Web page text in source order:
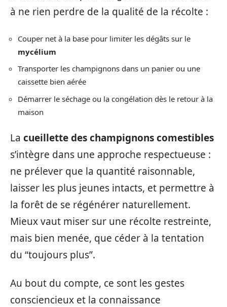
à ne rien perdre de la qualité de la récolte :
Couper net à la base pour limiter les dégâts sur le
mycélium
Transporter les champignons dans un panier ou une
caissette bien aérée
Démarrer le séchage ou la congélation dès le retour à la
maison
La cueillette des champignons comestibles
s’intègre dans une approche respectueuse :
ne prélever que la quantité raisonnable,
laisser les plus jeunes intacts, et permettre à
la forêt de se régénérer naturellement.
Mieux vaut miser sur une récolte restreinte,
mais bien menée, que céder à la tentation
du “toujours plus”.
Au bout du compte, ce sont les gestes
consciencieux et la connaissance